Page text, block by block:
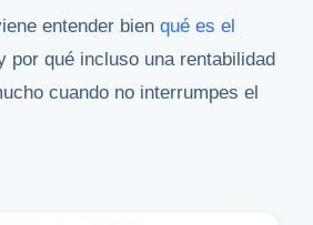
entender bien qué es el
por qué incluso una rentabilidad
cuando no interrumpes el